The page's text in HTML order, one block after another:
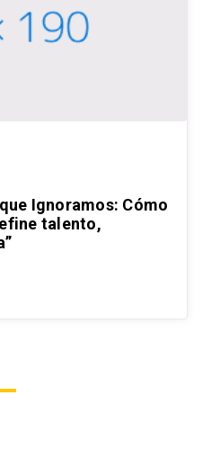
Ignoramos: Cómo
talento,